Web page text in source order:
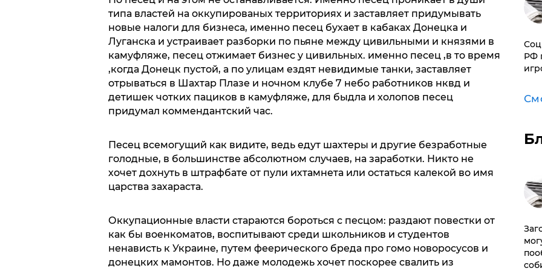
типа властей на оккупированых территориях и заставляет придумывать
новые налоги для бизнеса, именно песец бухает в кабаках Донецка и
Луганска и устраивает разборки по пьяне между цивильными и князями в
камуфляже, песец отжимает бизнес у цивильных. именно песец ,в то время
,когда Донецк пустой, а по улицам ездят невидимые танки, заставляет
отрываться в Шахтар Плазе и ночном клубе 7 небо работников нквд и
детишек чотких пациков в камуфляже, для быдла и холопов песец
придумал коммендантский час.
Песец всемогущий как видите, ведь едут шахтеры и другие безработные
голодные, в большинстве абсолютном случаев, на заработки. Никто не
хочет дохнуть в штрафбате от пули ихтамнета или остаться калекой во имя
царства захараста.
Оккупационные власти стараются бороться с песцом: раздают повестки от
как бы военкоматов, воспитывают среди школьников и студентов
ненависть к Украине, путем феерического бреда про гомо новоросусов и
донецких мамонтов. Но даже молодежь хочет поскорее свалить из
РФ